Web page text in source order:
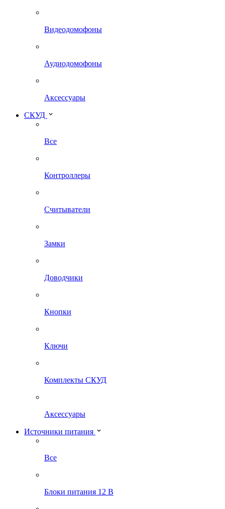
Видеодомофоны
Аудиодомофоны
Аксессуары
СКУД
Все
Контроллеры
Считыватели
Замки
Доводчики
Кнопки
Ключи
Комплекты СКУД
Аксессуары
Источники питания
Все
Блоки питания 12 В